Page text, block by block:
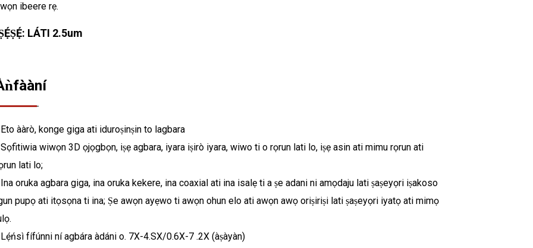
ibeere rẹ.
LÁTI 2.5um
Eto ààrò, konge giga ati iduroṣinṣin to lagbara
Sọfitiwia wiwọn 3D ọjọgbọn, iṣẹ agbara, iyara iṣirò iyara, wiwo ti o rọrun lati lo, iṣẹ asin ati mimu rọrun ati
lati lo;
Ina oruka agbara giga, ina oruka kekere, ina coaxial ati ina isalẹ ti a ṣe adani ni amọdaju lati ṣaṣeyọri iṣakoso
pupọ ati itọsọna ti ina; Ṣe awọn ayẹwo ti awọn ohun elo ati awọn awọ oriṣiriṣi lati ṣaṣeyọri iyatọ ati mimọ
Lẹ́ńsì fífúnni ní agbára àdáni o. 7X-4.SX/0.6X-7 .2X (àṣàyàn)